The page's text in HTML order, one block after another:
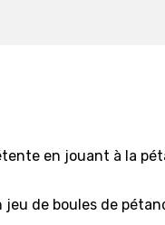
en jouant à la
de boules de